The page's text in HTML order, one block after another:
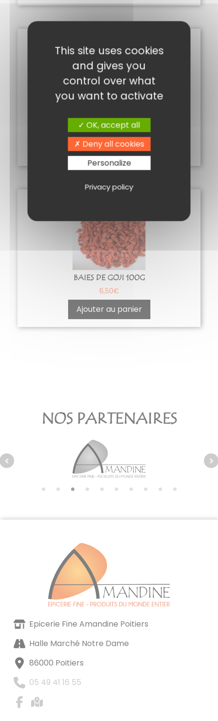
DATTE BRANCHÉE 250G
3,20€
Ajouter au panier
BAIES DE GOJI 100G
6,50€
Ajouter au panier
NOS PARTENAIRES
Epicerie Fine Amandine Poitiers
Halle Marché Notre Dame
86000 Poitiers
05 49 41 16 55
This site uses cookies
and gives you
control over what
you want to activate
OK, accept all
Deny all cookies
Personalize
Privacy policy